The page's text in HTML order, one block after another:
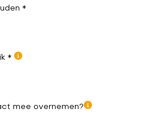
*
*
mee overnemen?